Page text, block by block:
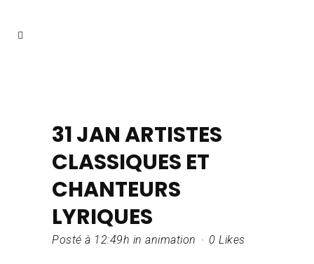
31 JANARTISTES
CLASSIQUES ET
CHANTEURS
LYRIQUES
Posté à 12:49h in animation 0 Likes